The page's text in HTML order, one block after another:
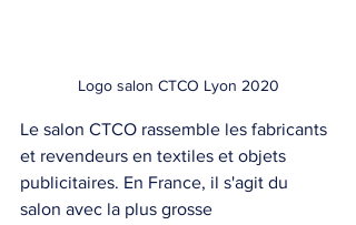
Logo salon CTCO Lyon 2020
Le salon CTCO rassemble les fabricants
et revendeurs en textiles et objets
publicitaires. En France, il s'agit du
salon avec la plus grosse